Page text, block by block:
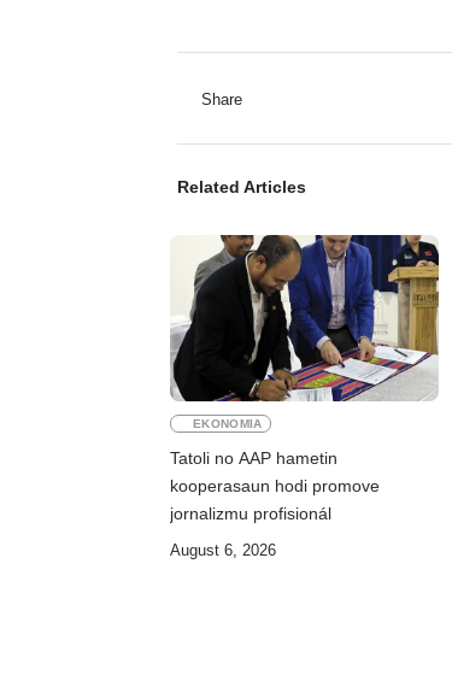
Share
Related Articles
EKONOMIA
Tatoli no AAP hametin
kooperasaun hodi promove
jornalizmu profisionál
August 6, 2026